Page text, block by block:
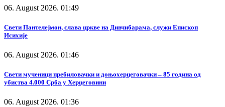
06. August 2026. 01:49
Свети Пантелејмон, слава цркве на Дивчибарама, служи Епископ
Исихије
06. August 2026. 01:46
Свети мученици пребиловачки и доњохерцеговачки – 85 година од
убиства 4.000 Срба у Херцеговини
06. August 2026. 01:36